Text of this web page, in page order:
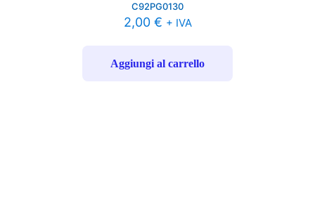
C92PG0130
2,00 € + IVA
Aggiungi al carrello